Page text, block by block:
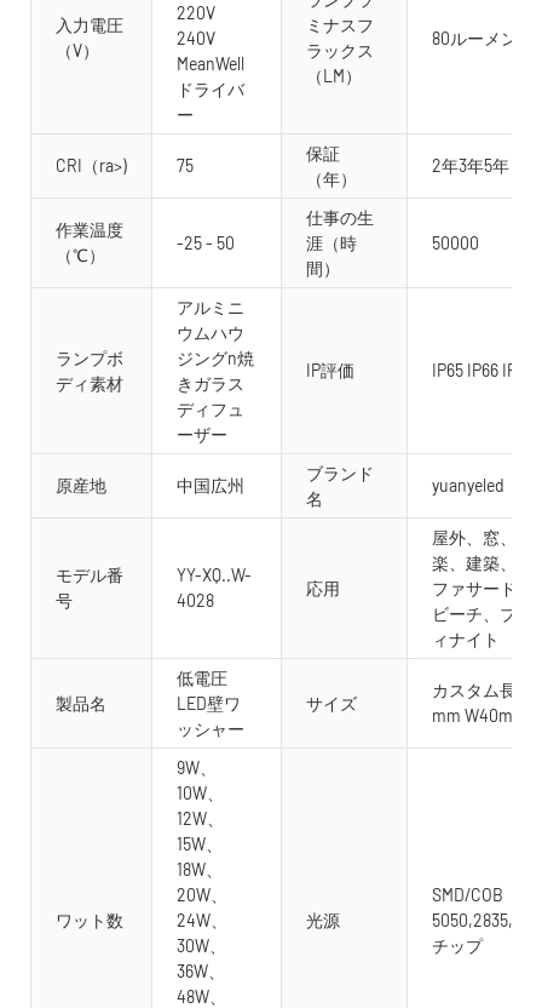
入力電圧
（V）
220V
240V
MeanWell
ドライバ
ー
ミナスフ
ラックス
（LM）
80ルーメン /w
CRI（ra>) 75
保証
（年）
2年3年5年
作業温度
（℃）
-25 - 50
仕事の生
涯（時
間）
50000
ランプボ
ディ素材
アルミニ
ウムハウ
ジングn焼
きガラス
ディフュ
ーザー
IP評価 IP65 IP66 IP67
原産地 中国広州
ブランド
名
yuanyeled
モデル番
号
YY-XQ..W-
4028
応用
屋外、窓、風
楽、建築、屋
ファサード、
ビーチ、ブリ
ィナイト
製品名
低電圧
LED壁ワ
ッシャー
サイズ
カスタム長
mm W40mm
ワット数
9W、
10W、
12W、
15W、
18W、
20W、
24W、
30W、
36W、
48W、
光源
SMD/COB
チップ